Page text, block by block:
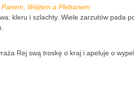
Wójtem a Plebanem
kleru i szlachty. Wiele zarzutów pada
Rej swą troskę o kraj i apeluje o